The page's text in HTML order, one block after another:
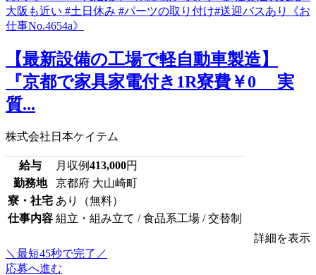
【最新設備の工場で軽自動車製造】
『京都で家具家電付き1R寮費￥0 実
質...
株式会社日本ケイテム
給与 月収例413,000円
勤務地
京都府 大山崎町
寮・社宅 あり（無料）
仕事内容 組立・組み立て / 食品系工場 / 交替制
詳細を表示
＼最短45秒で完了／
応募へ進む